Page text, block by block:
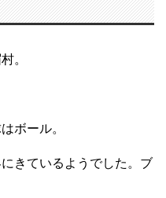
。
ボール。
きているようでした。ブ